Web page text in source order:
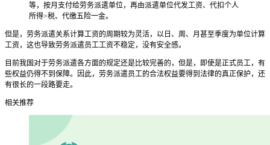
等，按月支付给劳务派遣单位，再由派遣单位代发工资、代扣个人
所得>税、代缴五险一金。
但是，劳务派遣关系计算工资的周期较为灵活，以日、周、月甚至季度为单位计算
工资，这也导致劳务派遣员工工资不稳定，没有安全感。
目前我国对于劳务派遣各方面的规定还是比较完善的，但是，即使是正式员工，有
些权益仍得不到保障。因此，劳务派遣员工的合法权益要得到法律的真正保护，还
有很长的一段路要走。
相关推荐